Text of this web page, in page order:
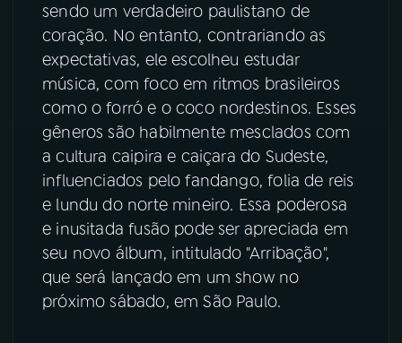
07 ÚLTIMAS
08PRÊMIO RÁDIO MEC
ACOMPANHE A RÁDIO MEC
YouTube Facebook
Instagram X
sendo um verdadeiro paulistano de
coração. No entanto, contrariando as
expectativas, ele escolheu estudar
música, com foco em ritmos brasileiros
como o forró e o coco nordestinos. Esses
gêneros são habilmente mesclados com
a cultura caipira e caiçara do Sudeste,
influenciados pelo fandango, folia de reis
e lundu do norte mineiro. Essa poderosa
e inusitada fusão pode ser apreciada em
seu novo álbum, intitulado "Arribação",
que será lançado em um show no
próximo sábado, em São Paulo.